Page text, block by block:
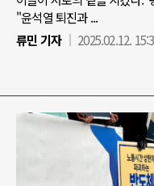
"윤석열 퇴진과 ...
류민 기자
2025.02.12.